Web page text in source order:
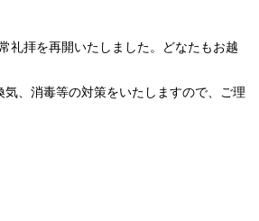
礼拝を再開いたしました。どなたもお越
気、消毒等の対策をいたしますので、ご理